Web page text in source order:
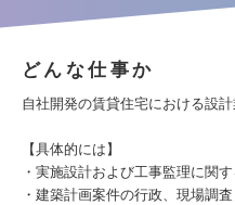
どんな仕事か
自社開発の賃貸住宅における設
【具体的には】
・実施設計および工事監理に関
・建築計画案件の行政、現場調査